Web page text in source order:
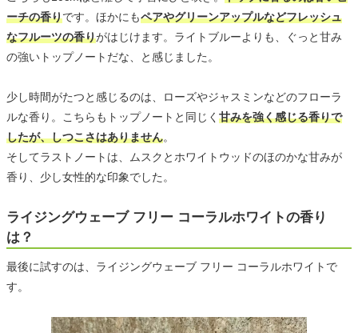
ーチの香りです。ほかにもペアやグリーンアップルなどフレッシュ
なフルーツの香りがはじけます。ライトブルーよりも、ぐっと甘み
の強いトップノートだな、と感じました。
少し時間がたつと感じるのは、ローズやジャスミンなどのフローラ
ルな香り。こちらもトップノートと同じく 甘みを強く感じる香りで
したが、しつこさはありません。
そしてラストノートは、ムスクとホワイトウッドのほのかな甘みが
香り、少し女性的な印象でした。
ライジングウェーブ フリー コーラルホワイトの香り
は？
最後に試すのは、ライジングウェーブ フリー コーラルホワイトで
す。